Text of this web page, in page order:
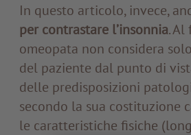
In questo articolo, invece,
per contrastare l’insonnia. Al
omeopata non considera
del paziente dal punto di
delle predisposizioni
secondo la sua costituzione
le caratteristiche fisiche